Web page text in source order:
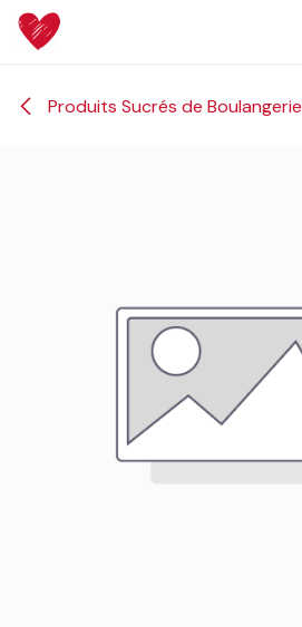
Se rendre au contenu
Produits Sucrés de Boulangerie